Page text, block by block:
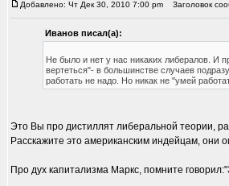
Добавлено: Чт Дек 30, 2010 7:00 pm Заголовок
Иванов писал(а):
Не было и нет у нас никаких либералов. И
вертеться"- в большинстве случаев
работать не надо. Но никак не "умей
Это Вы про дистиллят либеральной теории,
Расскажите это американским индейцам, они
Про дух капитализма Маркс, помните